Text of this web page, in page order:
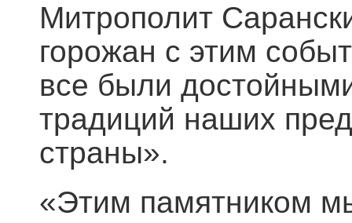
Митрополит
горожан с этим
все были
традиций наших
страны».
«Этим памятником